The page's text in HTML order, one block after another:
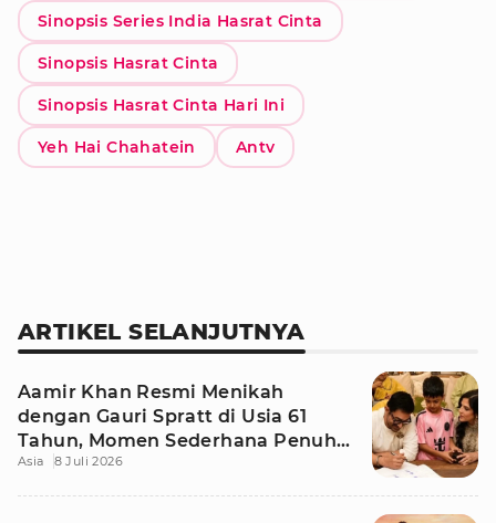
Sinopsis Series India Hasrat Cinta
Sinopsis Hasrat Cinta
Sinopsis Hasrat Cinta Hari Ini
Yeh Hai Chahatein Antv
ARTIKEL SELANJUTNYA
Aamir Khan Resmi Menikah
dengan Gauri Spratt di Usia 61
Tahun, Momen Sederhana Penuh
Kehangatan
Asia 8 Juli 2026